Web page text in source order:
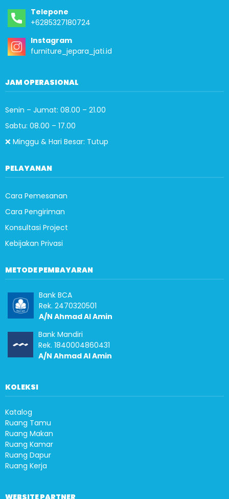
Telepone
+6285327180724
Instagram
furniture_jepara_jati.id
JAM OPERASIONAL
Senin – Jumat: 08.00 – 21.00
Sabtu: 08.00 – 17.00
❌ Minggu & Hari Besar: Tutup
PELAYANAN
Cara Pemesanan
Cara Pengiriman
Konsultasi Project
Kebijakan Privasi
METODE PEMBAYARAN
Bank BCA
Rek. 2470320501
A/N Ahmad Al Amin
Bank Mandiri
Rek. 1840004860431
A/N Ahmad Al Amin
KOLEKSI
Katalog
Ruang Tamu
Ruang Makan
Ruang Kamar
Ruang Dapur
Ruang Kerja